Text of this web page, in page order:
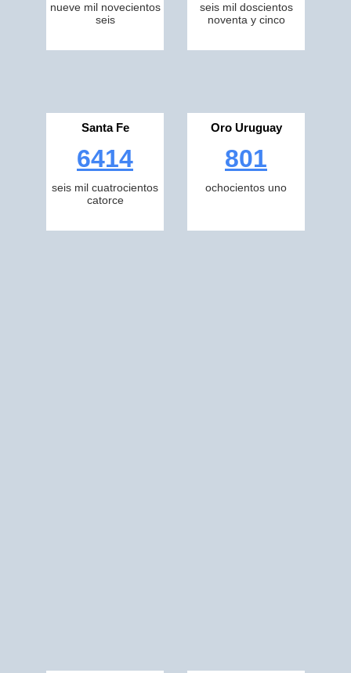
nueve mil novecientos
seis
seis mil doscientos
noventa y cinco
Santa Fe
6414
seis mil cuatrocientos
catorce
Oro Uruguay
801
ochocientos uno